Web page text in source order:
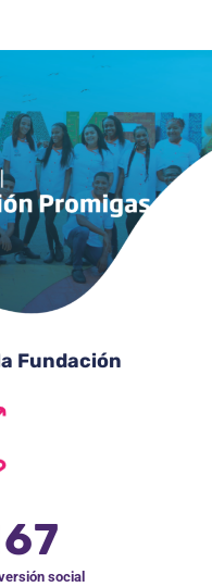
Fundación
social